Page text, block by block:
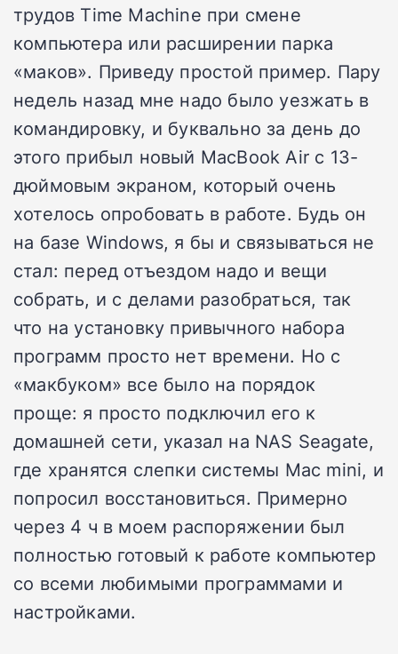
трудов Time Machine при смене
компьютера или расширении парка
«маков». Приведу простой пример. Пару
недель назад мне надо было уезжать в
командировку, и буквально за день до
этого прибыл новый MacBook Air с 13-
дюймовым экраном, который очень
хотелось опробовать в работе. Будь он
на базе Windows, я бы и связываться не
стал: перед отъездом надо и вещи
собрать, и с делами разобраться, так
что на установку привычного набора
программ просто нет времени. Но с
«макбуком» все было на порядок
проще: я просто подключил его к
домашней сети, указал на NAS Seagate,
где хранятся слепки системы Mac mini, и
попросил восстановиться. Примерно
через 4 ч в моем распоряжении был
полностью готовый к работе компьютер
со всеми любимыми программами и
настройками.